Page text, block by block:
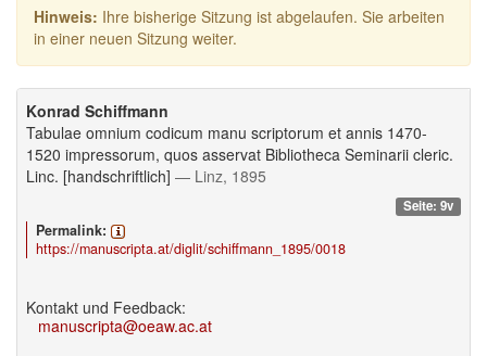
Hinweis: Ihre bisherige Sitzung ist abgelaufen. Sie arbeiten
in einer neuen Sitzung weiter.
Konrad Schiffmann
Tabulae omnium codicum manu scriptorum et annis 1470-
1520 impressorum, quos asservat Bibliotheca Seminarii cleric.
Linc. [handschriftlich] — Linz, 1895
Seite: 9v
Permalink:
https://manuscripta.at/diglit/schiffmann_1895/0018
Kontakt und Feedback:
manuscripta@oeaw.ac.at